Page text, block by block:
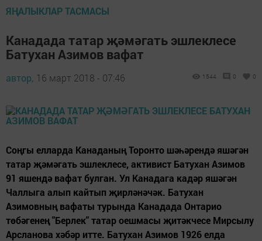
ЯҢАЛЫКЛАР ТАСМАСЫ
Канадада татар җәмәгать эшлеклесе
Батухан Азимов вафат
автор, 16 март 2018 - 07:46 1544 0 0
Соңгы елларда Канаданың Торонто шәһәрендә яшәгән
татар җәмәгать эшлеклесе, активист Батухан Азимов
91 яшендә вафат булган. Ул Канадага кадәр яшәгән
Чаллыга алып кайтып җирләнәчәк. Батухан
Азимовның вафаты турында Канадада Онтарио
төбәгенең "Берлек" татар оешмасы җитәкчесе Мирсылу
Арсланова хәбәр итте. Батухан Азимов 1926 елда